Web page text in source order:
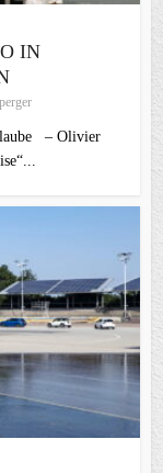
IN
– Olivier